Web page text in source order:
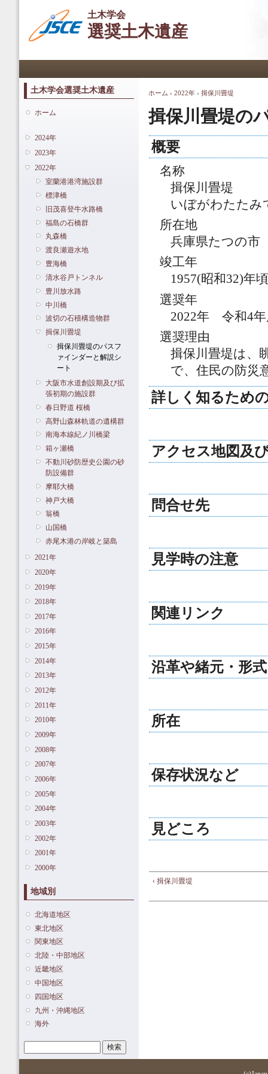
移
動
土木学会
選奨土木遺産
土木学会選奨土木遺産
ホーム
2024年
2023年
2022年
室蘭港港湾施設群
標津橋
旧茂喜登牛水路橋
福島の石橋群
丸森橋
渡良瀬遊水地
豊海橋
清水谷戸トンネル
豊川放水路
中川橋
波切の石積構造物群
揖保川畳堤
揖保川畳堤のパスフ
ァインダーと解説シ
ート
大阪市水道創設期及び拡
張初期の施設群
春日野道 桜橋
高野山森林軌道の遺構群
南海本線紀ノ川橋梁
箱ヶ瀬橋
不動川砂防歴史公園の砂
防設備群
摩耶大橋
神戸大橋
翁橋
山国橋
赤尾木港の岸岐と築島
2021年
2020年
2019年
2018年
2017年
2016年
2015年
2014年
2013年
2012年
2011年
2010年
2009年
2008年
2007年
2006年
2005年
2004年
2003年
2002年
2001年
2000年
地域別
北海道地区
東北地区
関東地区
北陸・中部地区
近畿地区
中国地区
四国地区
九州・沖縄地区
海外
現在地
ホーム › 2022年 › 揖保川畳堤
揖保川畳堤の
概要
名称
揖保川畳堤
いぼがわたたみ
所在地
兵庫県たつの市
竣工年
1957(昭和32)年
選奨年
2022年 令和4
選奨理由
揖保川畳堤は、
で、住民の防災
詳しく知るため
アクセス地図及
問合せ先
見学時の注意
関連リンク
沿革や緒元・形式
所在
保存状況など
見どころ
‹ 揖保川畳堤